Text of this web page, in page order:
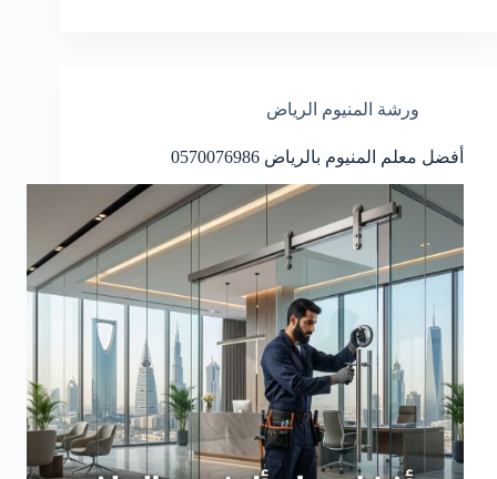
ورشة المنيوم الرياض
أفضل معلم المنيوم بالرياض 0570076986